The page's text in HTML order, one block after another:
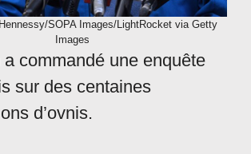
SOPA Images/LightRocket via Getty
Images
commandé une enquête
sur des centaines
d’ovnis.